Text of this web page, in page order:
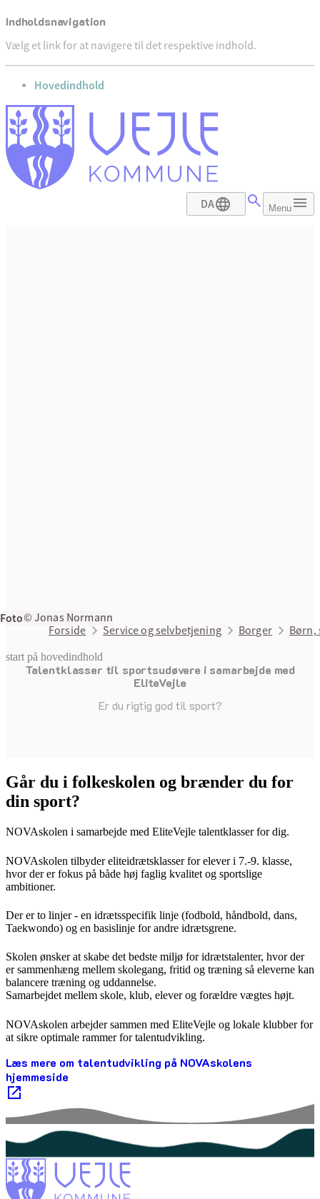
Indholdsnavigation
Vælg et link for at navigere til det respektive indhold.
gå til
Hovedindhold
DA Menu
Foto© Jonas Normann
Forside
Service og selvbetjening Borger Børn,
start på hovedindhold
Talentklasser til sportsudøvere i samarbejde med
EliteVejle
Er du rigtig god til sport?
senest opdateret 26. juni 2026
Går du i folkeskolen og brænder du for
din sport?
NOVAskolen i samarbejde med EliteVejle talentklasser for dig.
NOVAskolen tilbyder eliteidrætsklasser for elever i 7.-9. klasse,
hvor der er fokus på både høj faglig kvalitet og sportslige
ambitioner.
Der er to linjer - en idrætsspecifik linje (fodbold, håndbold, dans,
Taekwondo) og en basislinje for andre idrætsgrene.
Skolen ønsker at skabe det bedste miljø for idrætstalenter, hvor der
er sammenhæng mellem skolegang, fritid og træning så eleverne kan
balancere træning og uddannelse.
Samarbejdet mellem skole, klub, elever og forældre vægtes højt.
NOVAskolen arbejder sammen med EliteVejle og lokale klubber for
at sikre optimale rammer for talentudvikling.
Læs mere om talentudvikling på NOVAskolens
hjemmeside